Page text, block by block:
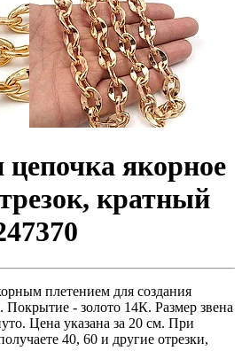
якорное
кратный
плетением для создания
- золото 14К. Размер звена
Цена указана за 20 см. При
40, 60 и другие отрезки,